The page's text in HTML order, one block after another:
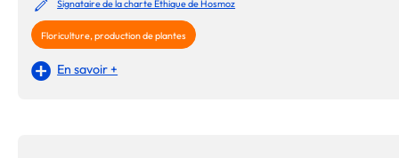
Signataire de la charte Ethique de Hosmoz
Floriculture, production de plantes
En savoir +